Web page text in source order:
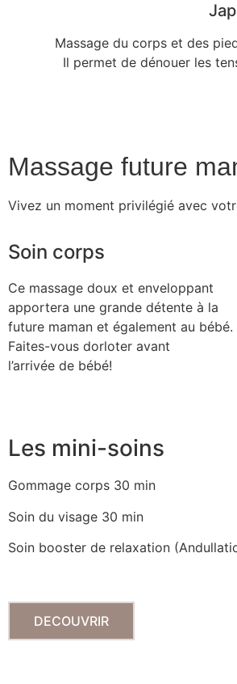
Massage du corps et des
Il permet de dénouer les
Massage future
Vivez un moment privilégié avec
Soin corps
Ce massage doux et enveloppant
apportera une grande détente à la
future maman et également au bébé.
Faites-vous dorloter avant
l’arrivée de bébé!
Les mini-soins
Gommage corps 30 min
Soin du visage 30 min
Soin booster de relaxation
DECOUVRIR